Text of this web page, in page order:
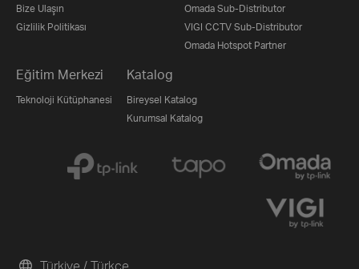
Bize Ulaşın
Gizlilik Politikası
Omada Sub-Distributor
VIGI CCTV Sub-Distributor
Omada Hotspot Partner
Eğitim Merkezi
Teknoloji Kütüphanesi
Katalog
Bireysel Katalog
Kurumsal Katalog
Türkiye / Türkçe